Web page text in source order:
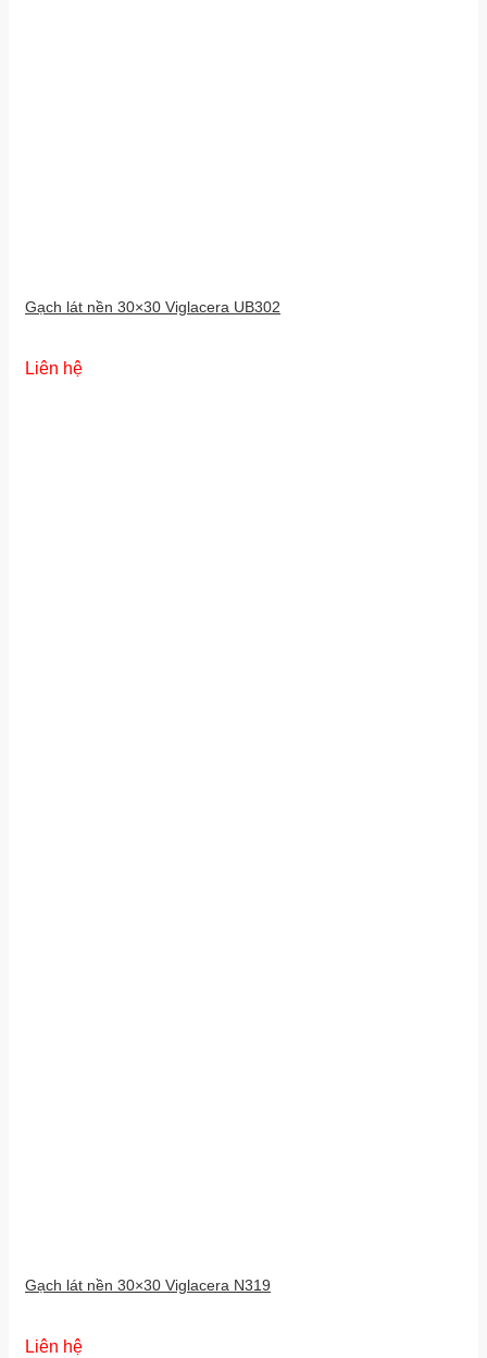
Gạch lát nền 30×30 Viglacera UB302
Liên hệ
Gạch lát nền 30×30 Viglacera N319
Liên hệ